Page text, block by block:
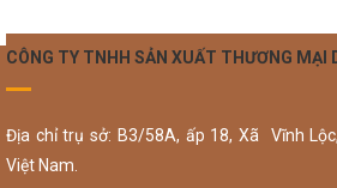
CÔNG TY TNHH SẢN XUẤT THƯƠNG MẠI
Địa chỉ trụ sở: B3/58A, ấp 18, Xã Vĩnh
Việt Nam.